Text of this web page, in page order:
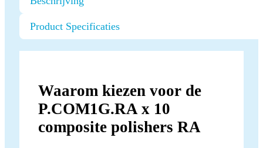
Product Specificaties
Waarom kiezen voor de
P.COM1G.RA x 10
composite polishers RA